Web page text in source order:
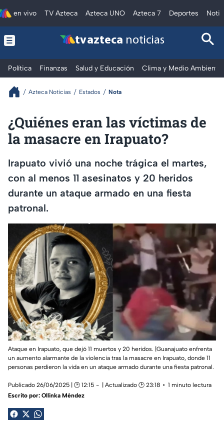
en vivo TV Azteca Azteca UNO Azteca 7 Deportes
tv azteca noticias
Política Finanzas Salud y Educación Clima y Medio Ambiente
Azteca Noticias Estados Nota
¿Quiénes eran las víctimas de
la masacre en Irapuato?
Irapuato vivió una noche trágica el martes,
con al menos 11 asesinatos y 20 heridos
durante un ataque armado en una fiesta
patronal.
Ataque en Irapuato, que dejó 11 muertos y 20 heridos. |Guanajuato enfrenta
un aumento alarmante de la violencia tras la masacre en Irapuato, donde 11
personas perdieron la vida en un ataque armado durante una fiesta patronal.
Publicado 26/06/2025 | 🕑 12:15 | Actualizado 🕑 23:18
1 minuto lectura
Escrito por: Ollinka Méndez